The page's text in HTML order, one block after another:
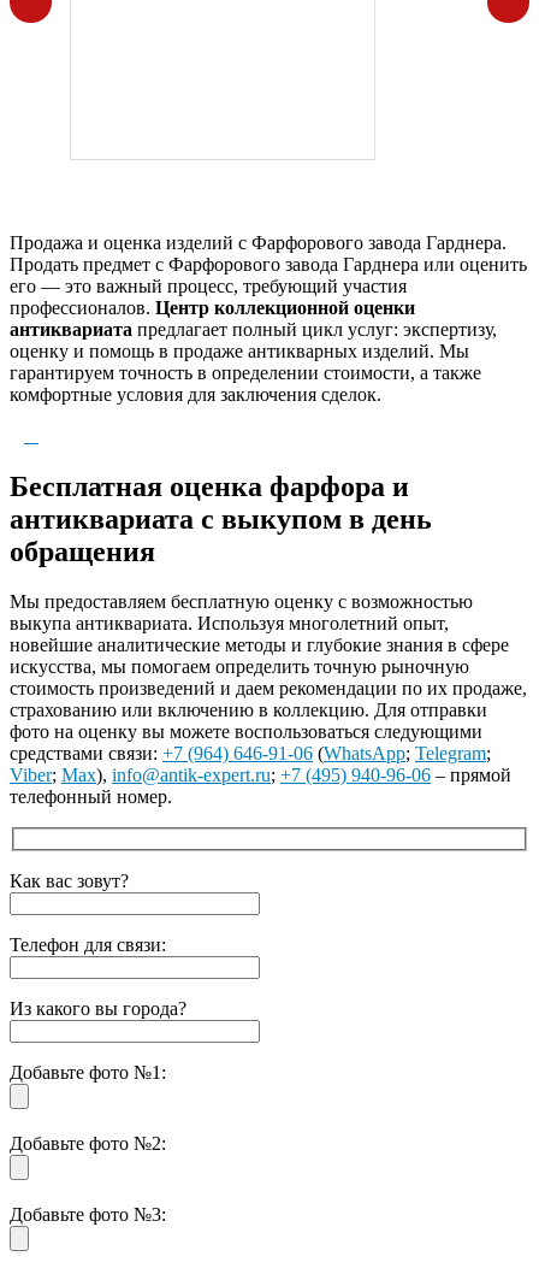
Продажа и оценка изделий с Фарфорового завода Гарднера.
Продать предмет с Фарфорового завода Гарднера или оценить
его — это важный процесс, требующий участия
профессионалов. Центр коллекционной оценки
антиквариата предлагает полный цикл услуг: экспертизу,
оценку и помощь в продаже антикварных изделий. Мы
гарантируем точность в определении стоимости, а также
комфортные условия для заключения сделок.
Бесплатная оценка фарфора и
антиквариата с выкупом в день
обращения
Мы предоставляем бесплатную оценку с возможностью
выкупа антиквариата. Используя многолетний опыт,
новейшие аналитические методы и глубокие знания в сфере
искусства, мы помогаем определить точную рыночную
стоимость произведений и даем рекомендации по их продаже,
страхованию или включению в коллекцию. Для отправки
фото на оценку вы можете воспользоваться следующими
средствами связи: +7 (964) 646-91-06 (WhatsApp; Telegram;
Viber; Max), info@antik-expert.ru; +7 (495) 940-96-06 – прямой
телефонный номер.
Как вас зовут?
Телефон для связи:
Из какого вы города?
Добавьте фото №1:
Добавьте фото №2:
Добавьте фото №3: